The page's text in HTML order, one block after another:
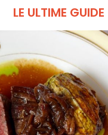
LE ULTIME GUIDE